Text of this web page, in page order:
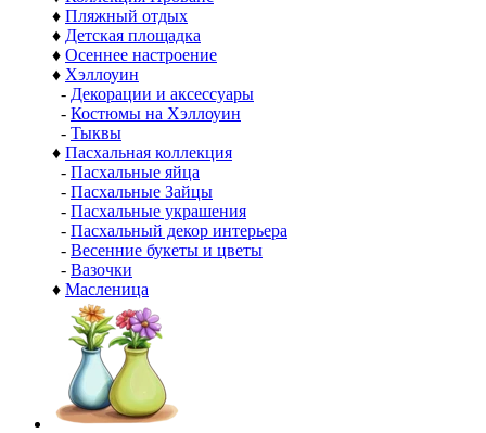
♦ Пляжный отдых
♦ Детская площадка
♦ Осеннее настроение
♦ Хэллоуин
- Декорации и аксессуары
- Костюмы на Хэллоуин
- Тыквы
♦ Пасхальная коллекция
- Пасхальные яйца
- Пасхальные Зайцы
- Пасхальные украшения
- Пасхальный декор интерьера
- Весенние букеты и цветы
- Вазочки
♦ Масленица